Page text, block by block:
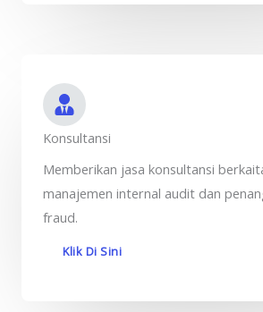
Konsultansi
Memberikan jasa konsultansi
manajemen internal audit dan
fraud.
Klik Di Sini